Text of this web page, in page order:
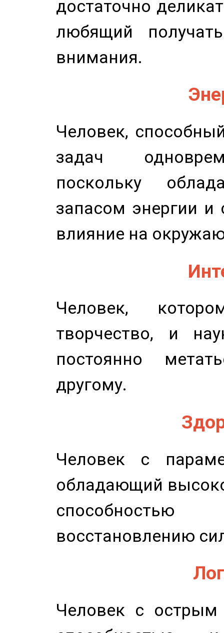
достаточно
любящий
внимания.
Человек,
задач
поскольку
запасом энергии и
влияние на
Человек,
творчество, и
постоянно
другому.
Человек с
обладающий
восстановлению
Человек с